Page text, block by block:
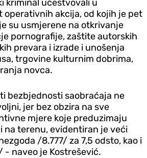
kriminal učestvovali u
operativnih akcija, od kojih je pet
su usmjerene na otkrivanje
pornografije, zaštite autorskih
prevara i izrade i unošenja
trgovine kulturnim dobrima,
novca.
bezbjednosti saobraćaja ne
jer bez obzira na sve
mjere koje preduzimaju
na terenu, evidentiran je veći
/8.777/ za 7,5 odsto, kao i
naveo je Kostrešević.